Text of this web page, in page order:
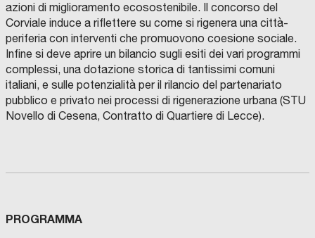
azioni di miglioramento ecosostenibile. Il concorso del
Corviale induce a riflettere su come si rigenera una città-
periferia con interventi che promuovono coesione sociale.
Infine si deve aprire un bilancio sugli esiti dei vari programmi
complessi, una dotazione storica di tantissimi comuni
italiani, e sulle potenzialità per il rilancio del partenariato
pubblico e privato nei processi di rigenerazione urbana (STU
Novello di Cesena, Contratto di Quartiere di Lecce).
PROGRAMMA